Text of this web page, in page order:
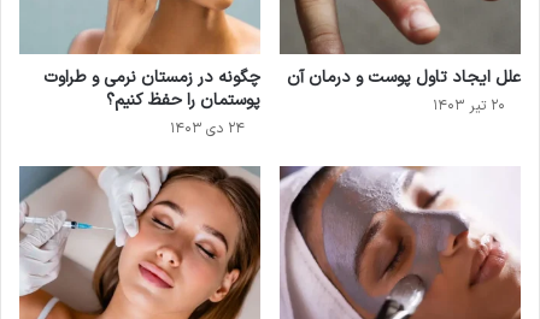
علل ایجاد تاول پوست و درمان آن
۲۰ تیر ۱۴۰۳
چگونه در زمستان نرمی و طراوت
پوستمان را حفظ کنیم؟
۲۴ دی ۱۴۰۳